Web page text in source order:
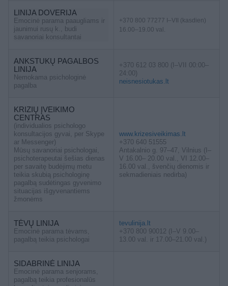
LINIJA DOVERIJA
Emocinė parama paaugliams ir
jaunimui rusų k., budi
savanoriai konsultantai
+370 800 77277 I–VII (kasdien)
16.00–19.00 val.
ANKSTUKŲ PAGALBOS
LINIJA
Nemokama psichologinė
pagalba
+370 612 03 800 (I–VII 00:00–
24:00)
neisnesiotukas.lt
KRIZIŲ ĮVEIKIMO
CENTRAS
(individualios psichologo
konsultacijos gyvai, per Skype
ar Messenger)
Mūsų savanoriai psichologai,
psichoterapeutai šešias dienas
per savaitę budėjimų metu
teikia skubią psichologinę
pagalbą sudėtingas gyvenimo
situacijas išgyvenantiems
žmonėms
www.krizesiveikimas.lt
+370 640 51555
Antakalnio g. 97–47, Vilnius (I–
V 16.00– 20.00 val., VI 12.00–
16.00 val., švenčių dienomis ir
sekmadieniais nedirba)
TĖVŲ LINIJA
Emocinė parama tėvams,
pagalbą teikia psichologai
tevulinija.lt
+370 800 90012 (I–V 9.00–
13.00 val. ir 17.00–21.00 val.)
SIDABRINĖ LINIJA
Emocinė parama senjorams,
pagalbą teikia profesionalūs